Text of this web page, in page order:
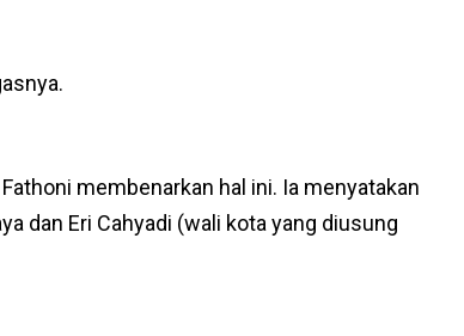
membenarkan hal ini. Ia menyatakan
dan Eri Cahyadi (wali kota yang diusung